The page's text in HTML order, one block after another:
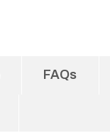
FAQs